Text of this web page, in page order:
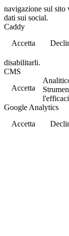
navigazione sul sito
dati sui social.
Caddy
Accetta
disabilitarli.
CMS
Accetta
Google Analytics
Accetta